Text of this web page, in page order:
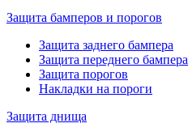
Защита бамперов и порогов
Защита заднего бампера
Защита переднего бампера
Защита порогов
Накладки на пороги
Защита днища